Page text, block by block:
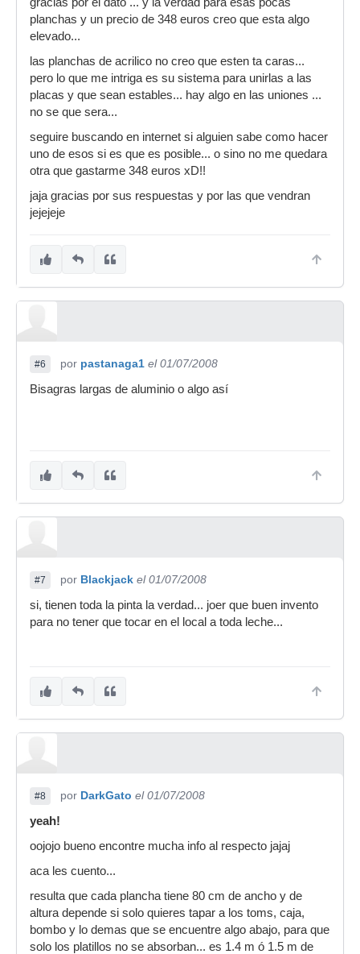
planchas y un precio de 348 euros creo que esta algo
elevado...
las planchas de acrilico no creo que esten ta caras...
pero lo que me intriga es su sistema para unirlas a las
placas y que sean estables... hay algo en las uniones ...
no se que sera...
seguire buscando en internet si alguien sabe como hacer
uno de esos si es que es posible... o sino no me quedara
otra que gastarme 348 euros xD!!
jaja gracias por sus respuestas y por las que vendran
jejejeje
#6 por pastanaga1 el 01/07/2008
Bisagras largas de aluminio o algo así
#7 por Blackjack el 01/07/2008
si, tienen toda la pinta la verdad... joer que buen invento
para no tener que tocar en el local a toda leche...
#8 por DarkGato el 01/07/2008
yeah!
oojojo bueno encontre mucha info al respecto jajaj
aca les cuento...
resulta que cada plancha tiene 80 cm de ancho y de
altura depende si solo quieres tapar a los toms, caja,
bombo y lo demas que se encuentre algo abajo, para que
solo los platillos no se absorban... es 1.4 m ó 1.5 m de